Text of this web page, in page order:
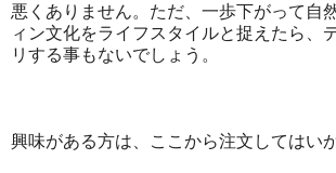
悪くありません。ただ、一歩下がって自
ィン文化をライフスタイルと捉えたら、
リする事もないでしょう。
興味がある方は、ここから注文してはい